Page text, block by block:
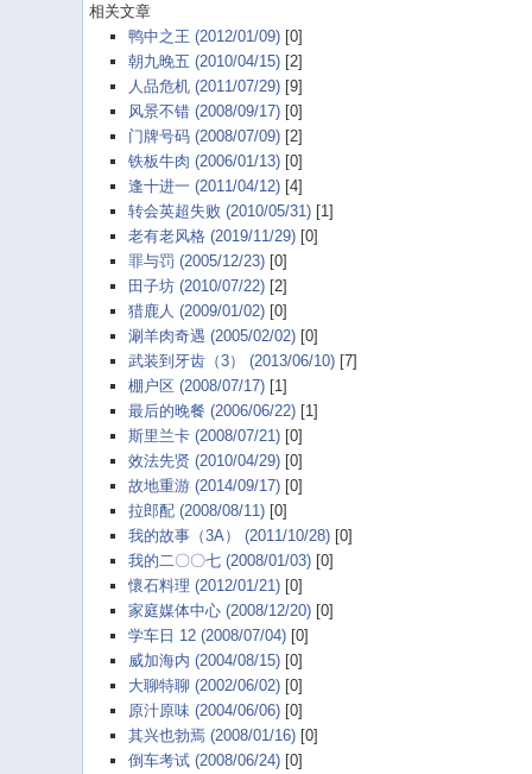
相关文章
鸭中之王 (2012/01/09)[0]
朝九晚五 (2010/04/15)[2]
人品危机 (2011/07/29)[9]
风景不错 (2008/09/17)[0]
门牌号码 (2008/07/09)[2]
铁板牛肉 (2006/01/13)[0]
逢十进一 (2011/04/12)[4]
转会英超失败 (2010/05/31)[1]
老有老风格 (2019/11/29)[0]
罪与罚 (2005/12/23)[0]
田子坊 (2010/07/22)[2]
猎鹿人 (2009/01/02)[0]
涮羊肉奇遇 (2005/02/02)[0]
武装到牙齿（3） (2013/06/10)[7]
棚户区 (2008/07/17)[1]
最后的晚餐 (2006/06/22)[1]
斯里兰卡 (2008/07/21)[0]
效法先贤 (2010/04/29)[0]
故地重游 (2014/09/17)[0]
拉郎配 (2008/08/11)[0]
我的故事（3A） (2011/10/28)[0]
我的二〇〇七 (2008/01/03)[0]
懷石料理 (2012/01/21)[0]
家庭媒体中心 (2008/12/20)[0]
学车日 12 (2008/07/04)[0]
威加海内 (2004/08/15)[0]
大聊特聊 (2002/06/02)[0]
原汁原味 (2004/06/06)[0]
其兴也勃焉 (2008/01/16)[0]
倒车考试 (2008/06/24)[0]